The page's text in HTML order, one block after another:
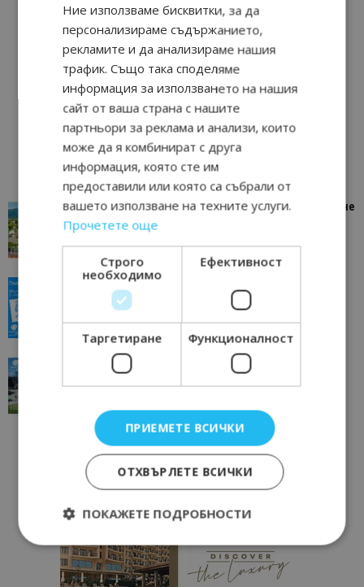
“Пощенска картичка от…”: Петрич – Изживяване
отвъд очакваното
11/07/2026 11:22
“Пощенска картичка от…”: Пловдив, градът на
всички времена
Пловдив 23/06/2026 10:00
“Пощенска картичка от…”: Перник – град на
традициите, културата и вдъхновяващите...
Ние използваме бисквитки, за да
персонализираме съдържанието,
рекламите и да анализираме нашия
трафик. Също така споделяме
информация за използването на нашия
сайт от ваша страна с нашите
партньори за реклама и анализи, които
може да я комбинират с друга
информация, която сте им
предоставили или която са събрали от
вашето използване на техните услуги.
Прочетете още
Строго
необходимо
Ефективност
Таргетиране Функционалност
ПРИЕМЕТЕ ВСИЧКИ
ОТХВЪРЛЕТЕ ВСИЧКИ
ПОКАЖЕТЕ ПОДРОБНОСТИ
Строго необходимо
Ефективност